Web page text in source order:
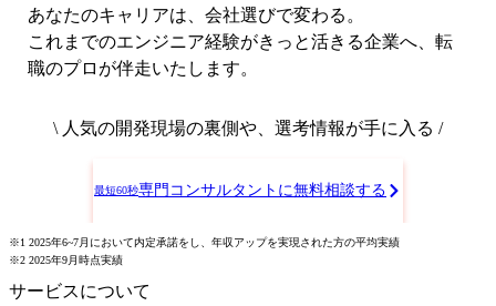
あなたのキャリアは、会社選びで変わる。
これまでのエンジニア経験がきっと活きる企業へ、転
職のプロが伴走いたします。
\ 人気の開発現場の裏側や、選考情報が手に入る /
最短60秒専門コンサルタントに無料相談する
※1 2025年6~7月において内定承諾をし、年収アップを実現された方の平均実績
※2 2025年9月時点実績
サービスについて